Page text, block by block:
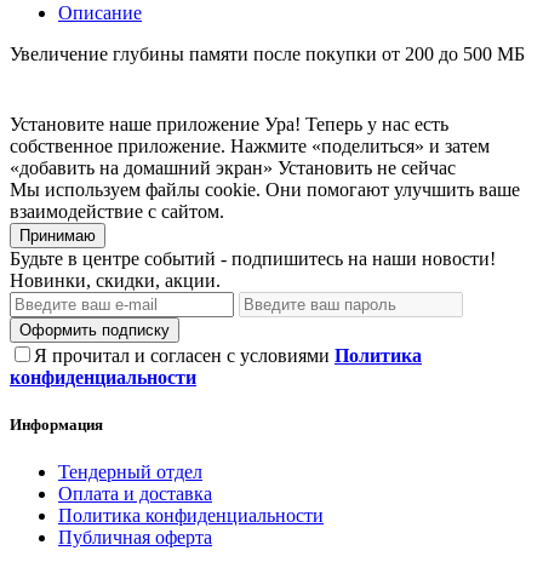
Описание
Увеличение глубины памяти после покупки от 200 до 500 МБ
Установите наше приложение Ура! Теперь у нас есть
собственное приложение. Нажмите «поделиться» и затем
«добавить на домашний экран» Установить не сейчас
Мы используем файлы cookie. Они помогают улучшить ваше
взаимодействие с сайтом.
Принимаю
Будьте в центре событий - подпишитесь на наши новости!
Новинки, скидки, акции.
Оформить подписку
Я прочитал и согласен с условиями Политика
конфиденциальности
Информация
Тендерный отдел
Оплата и доставка
Политика конфиденциальности
Публичная оферта